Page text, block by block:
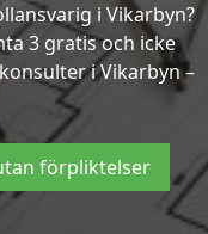
i Vikarbyn?
3 gratis och icke
i Vikarbyn –
förpliktelser